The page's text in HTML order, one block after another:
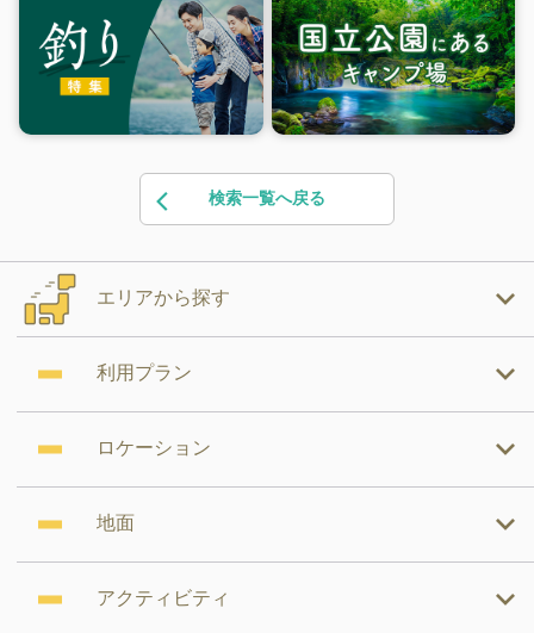
検索一覧へ戻る
エリアから探す
利用プラン
ロケーション
地面
アクティビティ